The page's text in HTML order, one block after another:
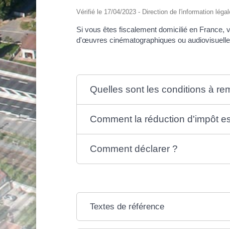
Vérifié le 17/04/2023 - Direction de l'information
Si vous êtes fiscalement domicilié en France,
d'œuvres cinématographiques ou
Quelles sont les conditions à
Comment la réduction d'impôt
Comment déclarer ?
Textes de référence